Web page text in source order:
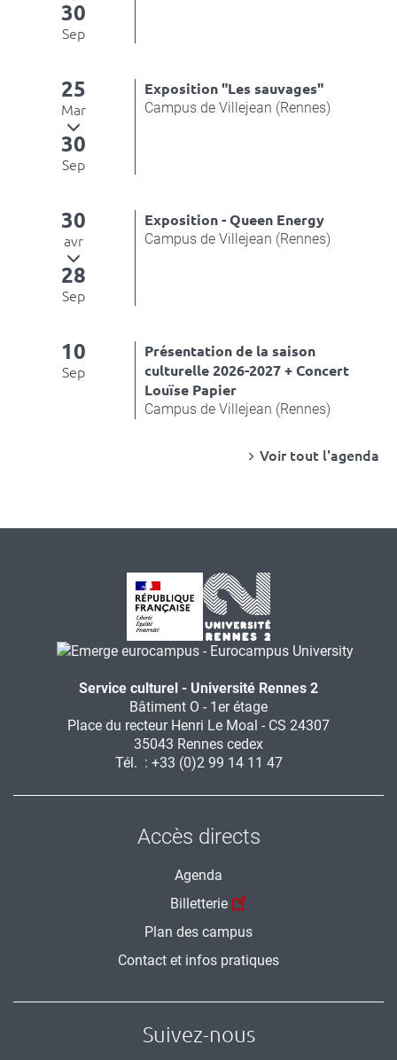
30
Sep
25
Mar
30
Sep
Exposition "Les sauvages"
Campus de Villejean (Rennes)
30
avr
28
Sep
Exposition - Queen Energy
Campus de Villejean (Rennes)
10
Sep
Présentation de la saison
culturelle 2026-2027 + Concert
Louïse Papier
Campus de Villejean (Rennes)
Voir tout l'agenda
Service culturel - Université Rennes 2
Bâtiment O - 1er étage
Place du recteur Henri Le Moal - CS 24307
35043 Rennes cedex
Tél. : +33 (0)2 99 14 11 47
Accès directs
Agenda
Billetterie
Plan des campus
Contact et infos pratiques
Suivez-nous